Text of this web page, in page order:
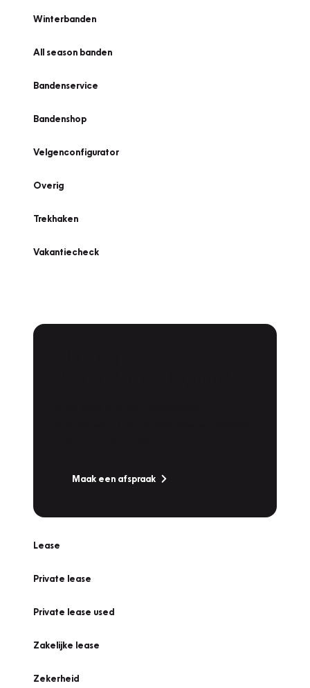
Winterbanden
All season banden
Bandenservice
Bandenshop
Velgenconfigurator
Overig
Trekhaken
Vakantiecheck
Maak een afspraak
Lease
Private lease
Private lease used
Zakelijke lease
Zekerheid